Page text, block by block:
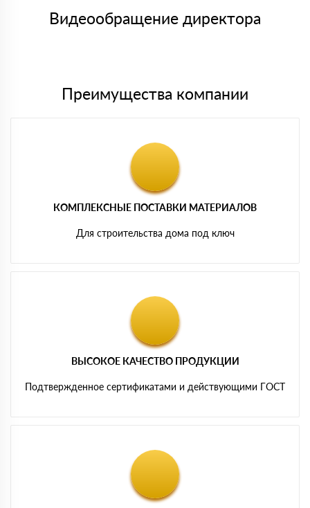
либо Вы забираете товар со склада самовывоза.
Видеообращение директора
Преимущества компании
КОМПЛЕКСНЫЕ ПОСТАВКИ МАТЕРИАЛОВ
Для строительства дома под ключ
ВЫСОКОЕ КАЧЕСТВО ПРОДУКЦИИ
Подтвержденное сертификатами и действующими ГОСТ